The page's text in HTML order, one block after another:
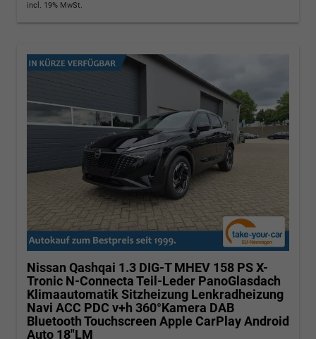
incl. 19% MwSt.
Nissan Qashqai 1.3 DIG-T MHEV 158 PS X-
Tronic N-Connecta Teil-Leder PanoGlasdach
Klimaautomatik Sitzheizung Lenkradheizung
Navi ACC PDC v+h 360°Kamera DAB
Bluetooth Touchscreen Apple CarPlay Android
Auto 18"LM